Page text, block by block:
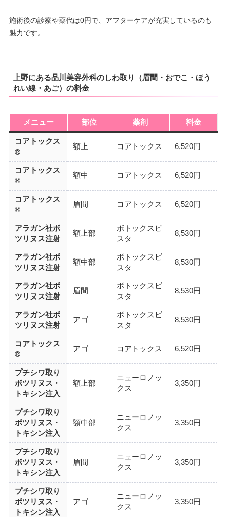
施術後の診察や薬代は0円で、アフターケアが充実しているのも
魅力です。
上野にある品川美容外科のしわ取り（眉間・おでこ・ほう
れい線・あご）の料金
メニュー 部位 薬剤 料金
コアトックス
®
額上 コアトックス 6,520円
コアトックス
®
額中 コアトックス 6,520円
コアトックス
®
眉間 コアトックス 6,520円
アラガン社ボ
ツリヌス注射
額上部
ボトックスビ
スタ
8,530円
アラガン社ボ
ツリヌス注射
額中部
ボトックスビ
スタ
8,530円
アラガン社ボ
ツリヌス注射
眉間
ボトックスビ
スタ
8,530円
アラガン社ボ
ツリヌス注射
アゴ
ボトックスビ
スタ
8,530円
コアトックス
®
アゴ コアトックス 6,520円
プチシワ取り
ボツリヌス・
トキシン注入
額上部
ニューロノッ
クス
3,350円
プチシワ取り
ボツリヌス・
トキシン注入
額中部
ニューロノッ
クス
3,350円
プチシワ取り
ボツリヌス・
トキシン注入
眉間
ニューロノッ
クス
3,350円
プチシワ取り
ボツリヌス・
トキシン注入
アゴ
ニューロノッ
クス
3,350円